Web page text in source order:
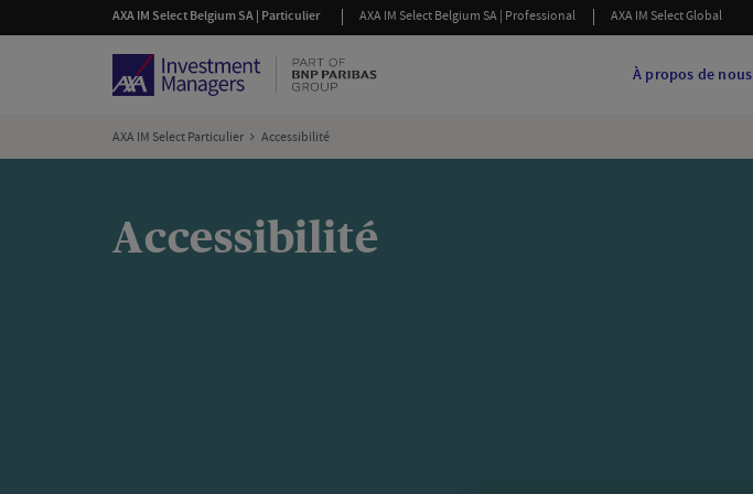
AXA IM Select Belgium SA | Particulier AXA IM Select Belgium SA | Professional AXA IM Select Global
À propos de nous
AXA IM Select Particulier Accessibilité
Accessibilité